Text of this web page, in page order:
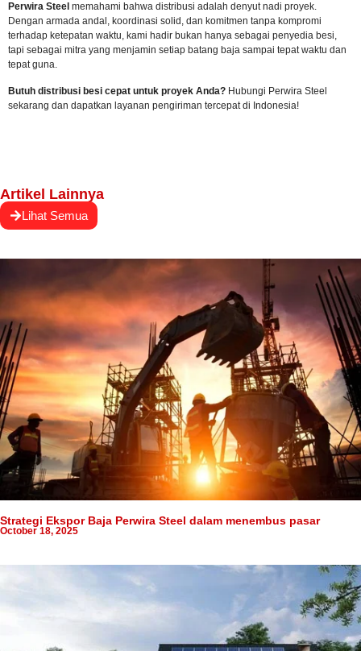
Perwira Steel memahami bahwa distribusi adalah denyut nadi proyek.
Dengan armada andal, koordinasi solid, dan komitmen tanpa kompromi
terhadap ketepatan waktu, kami hadir bukan hanya sebagai penyedia besi,
tapi sebagai mitra yang menjamin setiap batang baja sampai tepat waktu dan
tepat guna.
Butuh distribusi besi cepat untuk proyek Anda? Hubungi Perwira Steel
sekarang dan dapatkan layanan pengiriman tercepat di Indonesia!
Artikel Lainnya
Lihat Semua
Strategi Ekspor Baja Perwira Steel dalam menembus pasar
October 18, 2025